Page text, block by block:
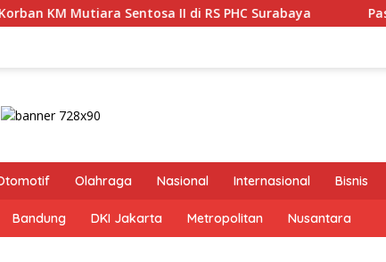
II di RS PHC Surabaya Pastikan Pekayanan
Olahraga Nasional Internasional Bisnis
Bandung DKI Jakarta Metropolitan Nusantara